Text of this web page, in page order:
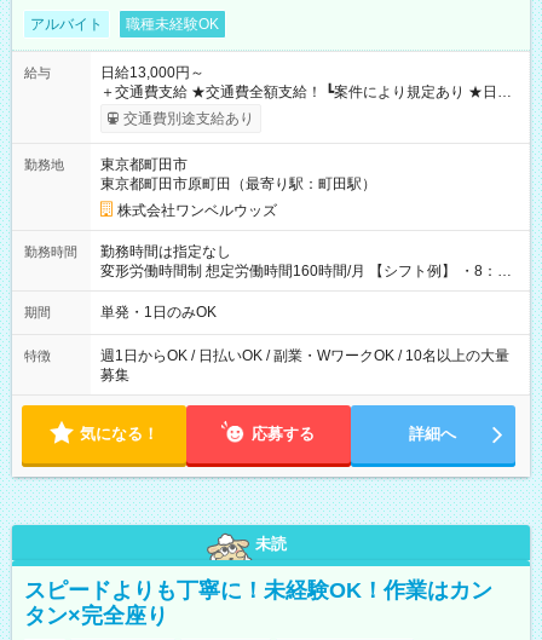
アルバイト 職種未経験OK
給与
日給13,000円～
＋交通費支給 ★交通費全額支給！ ┗案件により規定あり ★日払
いOK！（規定あり） ┗働いたその日に現金GET♪ お仕事後はコ
ンビニATMから 日払い分を引き落とせます！ 【試用期間】試
交通費別途支給あり
勤務地
東京都町田市
東京都町田市原町田（最寄り駅：町田駅）
株式会社ワンベルウッズ
勤務時間
勤務時間は指定なし
変形労働時間制 想定労働時間160時間/月 【シフト例】 ・8：00
～21：00
期間 単発・1日のみOK
特徴
週1日からOK / 日払いOK / 副業・WワークOK / 10名以上の大量
募集
気になる！ 応募する 詳細へ
未読
スピードよりも丁寧に！未経験OK！作業はカン
タン×完全座り